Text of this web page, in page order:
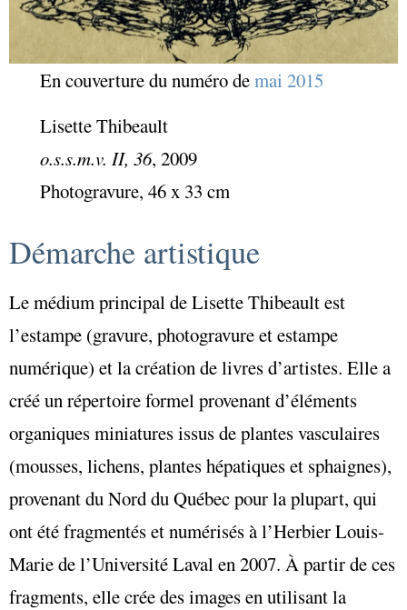
En couverture du numéro demai 2015
Lisette Thibeault
o.s.s.m.v. II, 36, 2009
Photogravure, 46 x 33 cm
Démarche artistique
Le médium principal de Lisette Thibeault est
l’estampe (gravure, photogravure et estampe
numérique) et la création de livres d’artistes. Elle a
créé un répertoire formel provenant d’éléments
organiques miniatures issus de plantes vasculaires
(mousses, lichens, plantes hépatiques et sphaignes),
provenant du Nord du Québec pour la plupart, qui
ont été fragmentés et numérisés à l’Herbier Louis-
Marie de l’Université Laval en 2007. À partir de ces
fragments, elle crée des images en utilisant la